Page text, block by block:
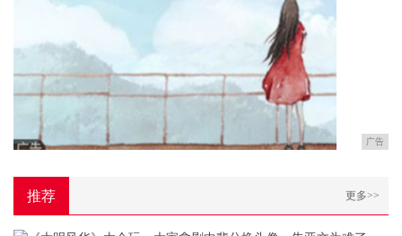
广告
推荐 更多>>